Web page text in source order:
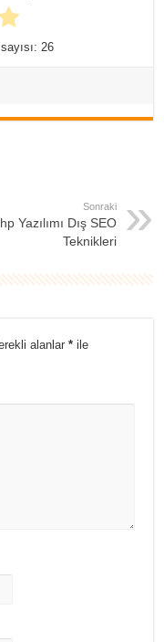
26
Sonraki
Yazılımı Dış SEO
Teknikleri
alanlar* ile